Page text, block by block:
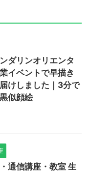
ダリンオリエンタ
イベントで早描き
けしました｜3分で
似顔絵
通信講座・教室 生